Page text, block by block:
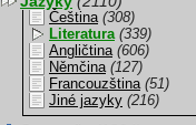
Čeština (308)
Literatura (339)
Angličtina (606)
Němčina (127)
Francouzština (51)
Jiné jazyky (216)